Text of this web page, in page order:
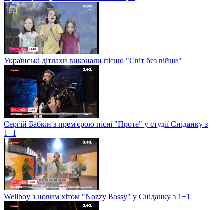
Українські дітлахи виконали пісню "Світ без війни"
Сергій Бабкін з прем'єрою пісні "Проте" у студії Сніданку з
1+1
Wellboy з новим хітом "Nozzy Bossy" у Сніданку з 1+1